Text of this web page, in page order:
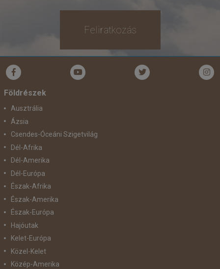
Feliratkozás
Földrészek
Ausztrália
Ázsia
Csendes-Óceáni Szigetvilág
Dél-Afrika
Dél-Amerika
Dél-Európa
Észak-Afrika
Észak-Amerika
Észak-Európa
Hajóutak
Kelet-Európa
Közel-Kelet
Közép-Amerika